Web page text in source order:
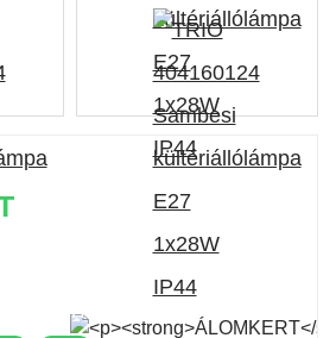
VIP20HU